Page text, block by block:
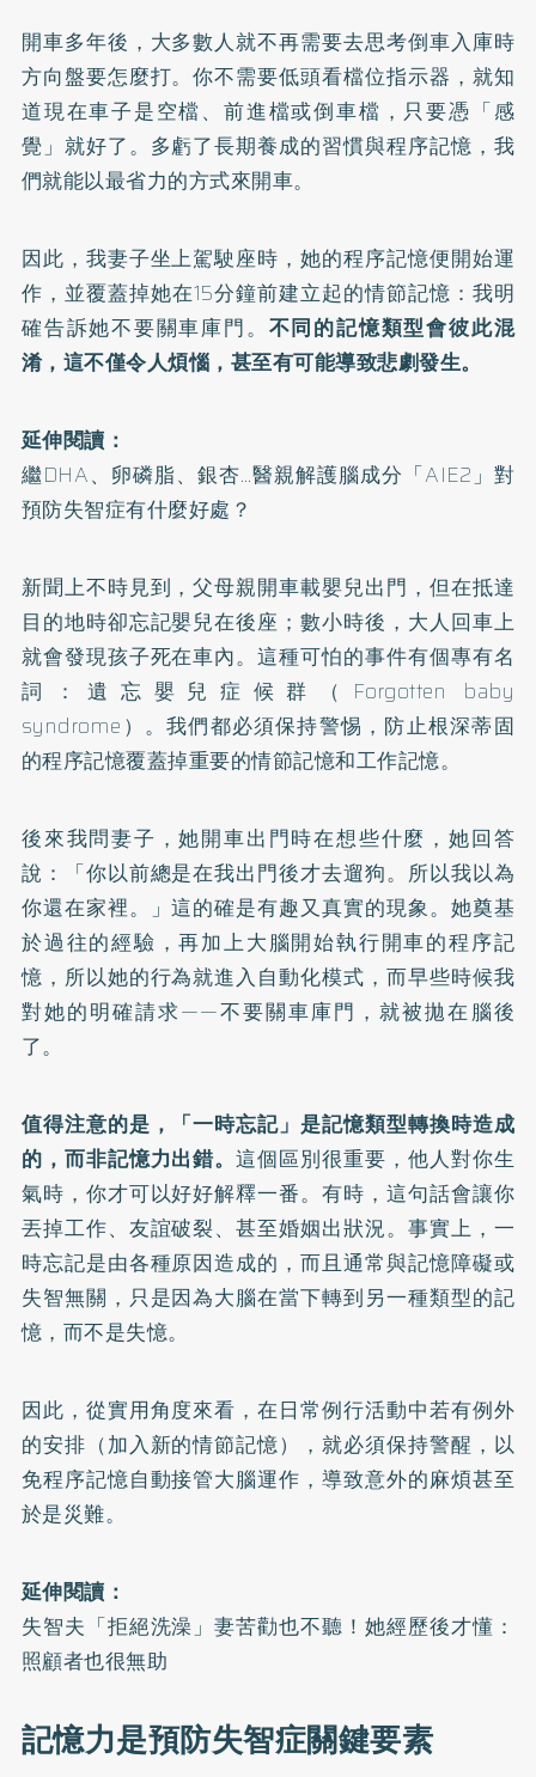
開車多年後，大多數人就不再需要去思考倒車入庫時
方向盤要怎麼打。你不需要低頭看檔位指示器，就知
道現在車子是空檔、前進檔或倒車檔，只要憑「感
覺」就好了。多虧了長期養成的習慣與程序記憶，我
們就能以最省力的方式來開車。
因此，我妻子坐上駕駛座時，她的程序記憶便開始運
作，並覆蓋掉她在15分鐘前建立起的情節記憶：我明
確告訴她不要關車庫門。 不同的記憶類型會彼此混
淆，這不僅令人煩惱，甚至有可能導致悲劇發生。
延伸閱讀：
繼DHA、卵磷脂、銀杏…醫親解護腦成分「AIE2」對
預防失智症有什麼好處？
新聞上不時見到，父母親開車載嬰兒出門，但在抵達
目的地時卻忘記嬰兒在後座；數小時後，大人回車上
就會發現孩子死在車內。這種可怕的事件有個專有名
詞：遺忘嬰兒症候群（Forgotten baby
syndrome）。我們都必須保持警惕，防止根深蒂固
的程序記憶覆蓋掉重要的情節記憶和工作記憶。
後來我問妻子，她開車出門時在想些什麼，她回答
說：「你以前總是在我出門後才去遛狗。所以我以為
你還在家裡。」這的確是有趣又真實的現象。她奠基
於過往的經驗，再加上大腦開始執行開車的程序記
憶，所以她的行為就進入自動化模式，而早些時候我
對她的明確請求——不要關車庫門，就被拋在腦後
了。
值得注意的是，「一時忘記」是記憶類型轉換時造成
的，而非記憶力出錯。這個區別很重要，他人對你生
氣時，你才可以好好解釋一番。有時，這句話會讓你
丟掉工作、友誼破裂、甚至婚姻出狀況。事實上，一
時忘記是由各種原因造成的，而且通常與記憶障礙或
失智無關，只是因為大腦在當下轉到另一種類型的記
憶，而不是失憶。
因此，從實用角度來看，在日常例行活動中若有例外
的安排（加入新的情節記憶），就必須保持警醒，以
免程序記憶自動接管大腦運作，導致意外的麻煩甚至
於是災難。
延伸閱讀：
失智夫「拒絕洗澡」妻苦勸也不聽！她經歷後才懂：
照顧者也很無助
記憶力是預防失智症關鍵要素